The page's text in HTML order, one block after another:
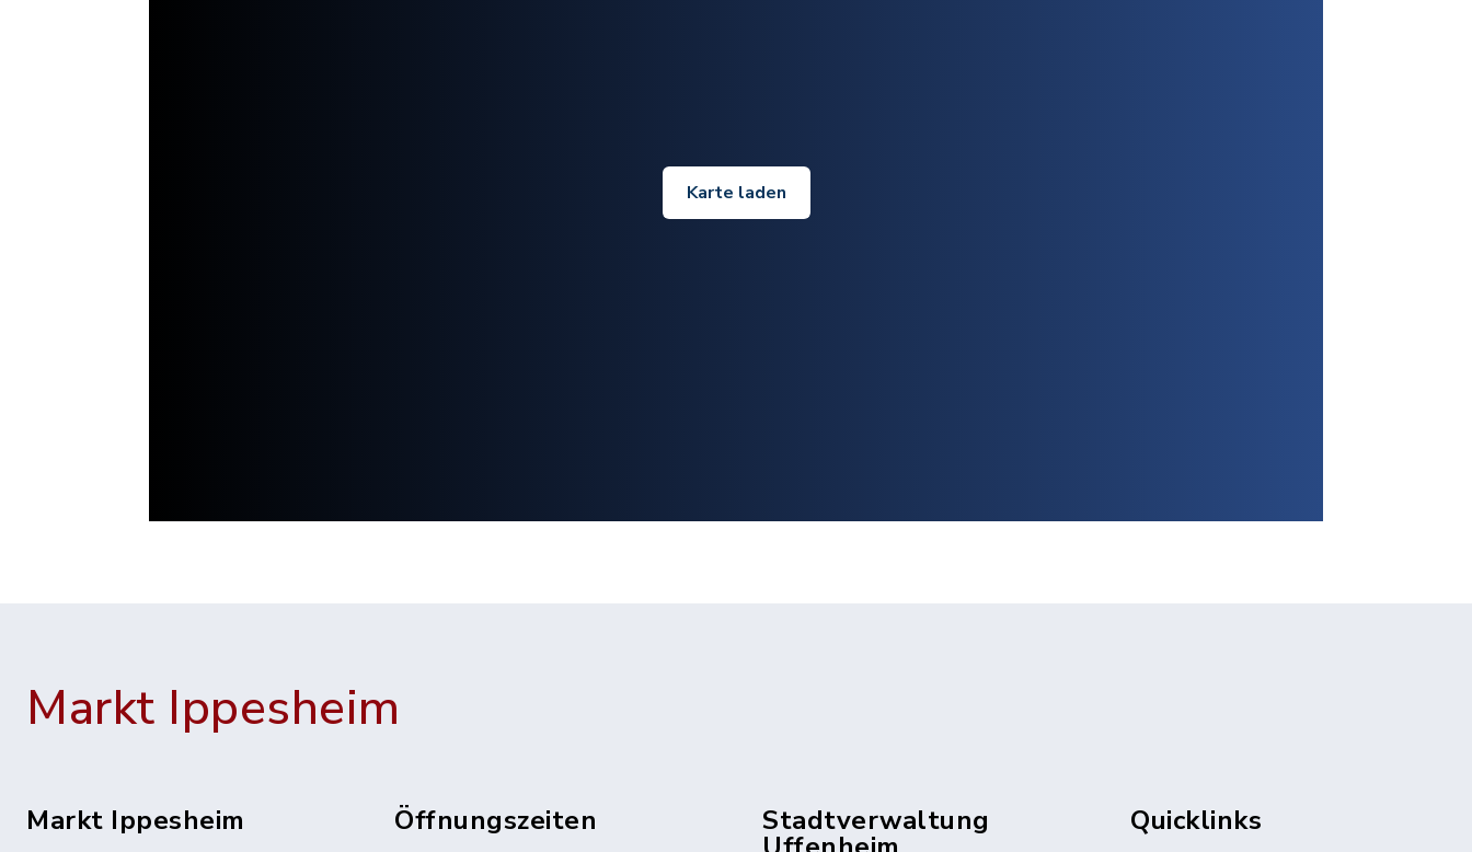
Karte laden
Markt Ippesheim
Markt Ippesheim Öffnungszeiten Stadtverwaltung Quicklinks